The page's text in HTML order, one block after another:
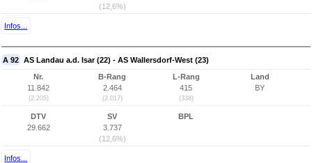
(12,6%)
Infos...
A 92 AS Landau a.d. Isar (22) - AS Wallersdorf-West (23)
Nr.
11.842
(2.205)
B-Rang
2.464
(2.017)
L-Rang
415
(338)
Land
BY
DTV
29.662
SV
3.737
(12,6%)
BPL
Infos...